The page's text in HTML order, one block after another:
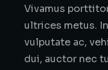
Vivamus
ultrices metus.
vulputate ac,
dui, auctor nec